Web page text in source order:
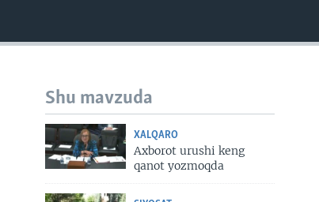
Shu mavzuda
XALQARO
Axborot urushi keng
qanot yozmoqda